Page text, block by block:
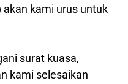
kami urus untuk
surat kuasa,
kami selesaikan